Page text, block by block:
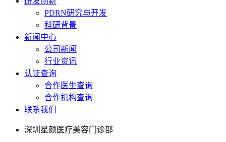
PDRN研究与开发
科研背景
新闻中心
公司新闻
行业资讯
认证查询
合作医生查询
合作机构查询
联系我们
深圳星颜医疗美容门诊部